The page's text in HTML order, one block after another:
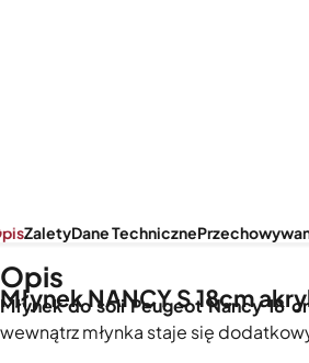
Młynek NANCY S 18cm
ZaletyDane Techniczne
Opis
Młynek do soli Peugeot Nancy 18
wewnątrz młynka staje się